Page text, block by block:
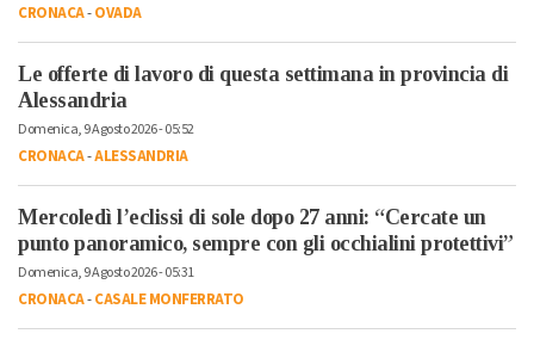
CRONACA-OVADA
Le offerte di lavoro di questa settimana in provincia di
Alessandria
Domenica, 9 Agosto 2026 - 05:52
CRONACA-ALESSANDRIA
Mercoledì l’eclissi di sole dopo 27 anni: “Cercate un
punto panoramico, sempre con gli occhialini protettivi”
Domenica, 9 Agosto 2026 - 05:31
CRONACA-CASALE MONFERRATO